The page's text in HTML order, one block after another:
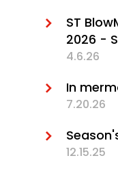
ST
2026 -
4.6.26
In
7.20.26
12.15.25